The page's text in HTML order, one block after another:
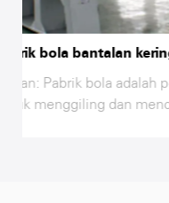
baku
Pabrik
Tujuan: